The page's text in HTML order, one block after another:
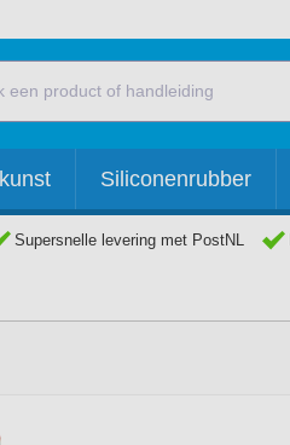
Siliconenrubber
Supersnelle levering met PostNL